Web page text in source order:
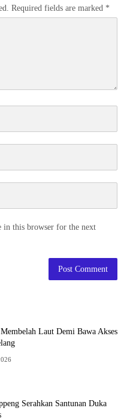
Required fields are marked *
in this browser for the next
Laut Demi Bawa Akses
Serahkan Santunan Duka